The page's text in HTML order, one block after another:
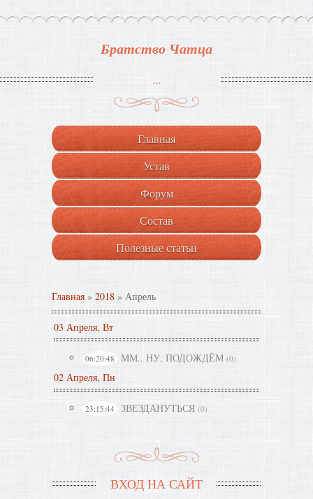
Братство Чатца
...
Главная
Устав
Форум
Состав
Полезные статьи
Главная » 2018 » Апрель
03 Апреля, Вт
06:20:48 ММ.. НУ, ПОДОЖДЁМ (0)
02 Апреля, Пн
23:15:44 ЗВЕЗДАНУТЬСЯ (0)
ВХОД НА САЙТ